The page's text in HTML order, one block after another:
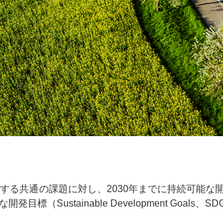
る共通の課題に対し、2030年までに持続可能
開発目標（Sustainable Development Goals、